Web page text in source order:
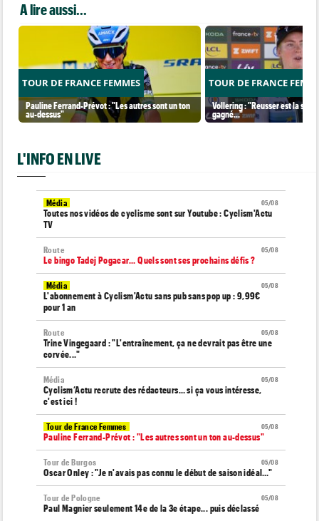
A lire aussi...
TOUR DE FRANCE FEMMES
Pauline Ferrand-Prévot : "Les autres sont un ton
au-dessus"
TOUR DE FRANCE
Vollering : "Reusser est la
gagné..."
L'INFO EN LIVE
05/08
Média
Toutes nos vidéos de cyclisme sont sur Youtube : Cyclism'Actu
TV
05/08
Route
Le bingo Tadej Pogacar... Quels sont ses prochains défis ?
05/08
Média
L'abonnement à Cyclism'Actu sans pub sans pop up : 9,99€
pour 1 an
05/08
Route
Trine Vingegaard : "L'entraînement, ça ne devrait pas être une
corvée..."
05/08
Média
Cyclism’Actu recrute des rédacteurs… si ça vous intéresse,
c'est ici !
05/08
Tour de France Femmes
Pauline Ferrand-Prévot : "Les autres sont un ton au-dessus"
05/08
Tour de Burgos
Oscar Onley : "Je n'avais pas connu le début de saison idéal…"
05/08
Tour de Pologne
Paul Magnier seulement 14e de la 3e étape... puis déclassé